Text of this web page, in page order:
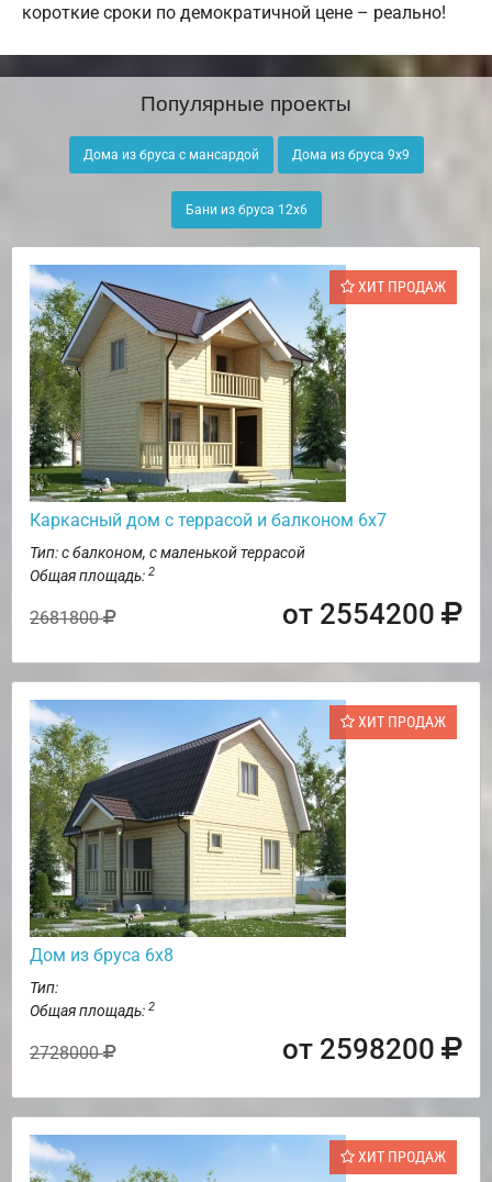
короткие сроки по демократичной цене – реально!
Популярные проекты
Дома из бруса с мансардой Дома из бруса 9х9
Бани из бруса 12х6
ХИТ ПРОДАЖ
Каркасный дом с террасой и балконом 6х7
Тип: с балконом, с маленькой террасой
Общая площадь: 2
2681800 от 2554200
ХИТ ПРОДАЖ
Дом из бруса 6х8
Тип:
Общая площадь: 2
2728000 от 2598200
ХИТ ПРОДАЖ